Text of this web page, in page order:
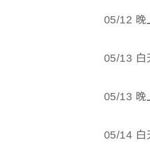
05/12 晚
05/13 白
05/13 晚
05/14 白